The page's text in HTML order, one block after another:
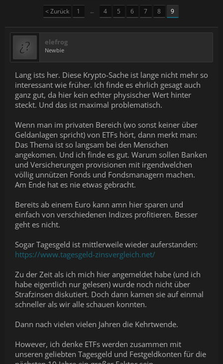
< Zurück 1 ← 4 5 6 7 8 9
elefrog
Newbie
Lang ists her. Diese Krypto-Sache ist lange nicht mehr so
interessant wie früher. Ich finde es ehrlich gesagt auch
ganz gut, da hier kein echter physischer Wert hinter
steckt. Und das ist maximal problematisch.
Wenn man im privaten Bereich (wo sonst keiner über
Geldanlagen spricht) von ETFs hört, dann merkt man:
Das Thema ist so langsam bei den Menschen
angekomen. Und ich finde es gut. Warum sollen Banken
und Versicherungen provisionen mit irgendwelchen
völlig unnützen Fonds und Fondsmanagern machen.
Am Ende hat es nie etwas gebracht.
Bereits ab einem Euro kann amn hier sparen und
einfach von verschiedenen Indizes profitieren. Besser
geht es nicht.
Sogar Tagesgeld ist mittlerweile wieder auferstanden:
https://www.tagesgeld-zinsvergleich.net/
Zu der Zeit als ich mich hier angemeldet habe (und ich
habe eigentlich nur gelesen) wurde noch nicht über
Strafzinsen diskutiert. Doch dann kamen sie auf einmal
schneller als wir alle schauen konnten.
Dann nach vielen vielen Jahren die Kehrtwende.
However, ich denke ETFs werden zusammen mit
unseren geliebten Tagesgeld und Festgeldkonten für die